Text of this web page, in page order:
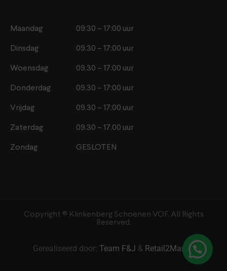
Maandag 09:30 – 17:00 uur
Dinsdag 09.30 – 17:00 uur
Woensdag 09.30 – 17:00 uur
Donderdag 09.30 – 17:00 uur
Vrijdag 09.30 – 17:00 uur
Zaterdag 09.30 – 17.00 uur
Zondag GESLOTEN
Copyright ©️ Klinkenberg Schoenen VOF. All Rights
Reserved.
Gerealiseerd door: Team F&J & Retail2Market